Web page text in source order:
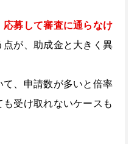
応募して審査に通らなけ
点が、助成金と大きく異
、申請数が多いと倍率
受け取れないケースも